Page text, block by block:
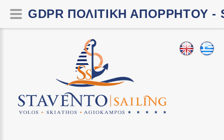
GDPR ΠΟΛΙΤΙΚΉ ΑΠΟΡΡΉΤΟΥ -